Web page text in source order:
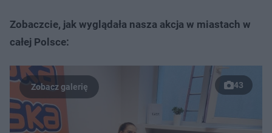
Zobaczcie, jak wyglądała nasza akcja w miastach w
całej Polsce:
43